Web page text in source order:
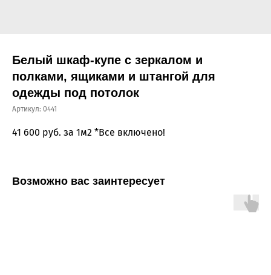
Белый шкаф-купе с зеркалом и
полками, ящиками и штангой для
одежды под потолок
Артикул: 0441
41 600 руб. за 1м2 *Все включено!
Возможно вас заинтересует